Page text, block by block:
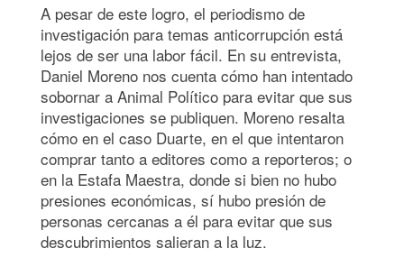
A pesar de este logro, el periodismo de
investigación para temas anticorrupción está
lejos de ser una labor fácil. En su entrevista,
Daniel Moreno nos cuenta cómo han intentado
sobornar a Animal Político para evitar que sus
investigaciones se publiquen. Moreno resalta
cómo en el caso Duarte, en el que intentaron
comprar tanto a editores como a reporteros; o
en la Estafa Maestra, donde si bien no hubo
presiones económicas, sí hubo presión de
personas cercanas a él para evitar que sus
descubrimientos salieran a la luz.